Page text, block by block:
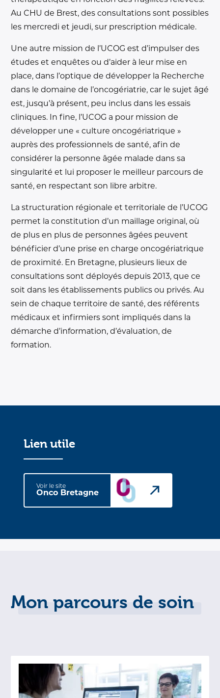
Au CHU de Brest, des consultations sont possibles
les mercredi et jeudi, sur prescription médicale.
Une autre mission de l’UCOG est d’impulser des
études et enquêtes ou d’aider à leur mise en
place, dans l’optique de développer la Recherche
dans le domaine de l’oncogériatrie, car le sujet âgé
est, jusqu’à présent, peu inclus dans les essais
cliniques. In fine, l’UCOG a pour mission de
développer une « culture oncogériatrique »
auprès des professionnels de santé, afin de
considérer la personne âgée malade dans sa
singularité et lui proposer le meilleur parcours de
santé, en respectant son libre arbitre.
La structuration régionale et territoriale de l’UCOG
permet la constitution d’un maillage original, où
de plus en plus de personnes âgées peuvent
bénéficier d’une prise en charge oncogériatrique
de proximité. En Bretagne, plusieurs lieux de
consultations sont déployés depuis 2013, que ce
soit dans les établissements publics ou privés. Au
sein de chaque territoire de santé, des référents
médicaux et infirmiers sont impliqués dans la
démarche d’information, d’évaluation, de
formation.
Lien utile
Voir le site
Onco Bretagne
Mon parcours de soin